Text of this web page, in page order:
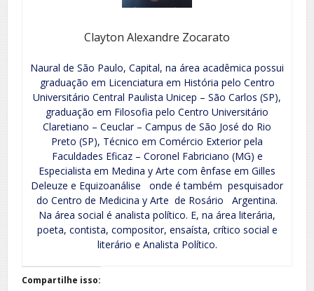
Clayton Alexandre Zocarato
Naural de São Paulo, Capital, na área acadêmica possui
graduação em Licenciatura em História pelo Centro
Universitário Central Paulista Unicep – São Carlos (SP),
graduação em Filosofia pelo Centro Universitário
Claretiano – Ceuclar – Campus de São José do Rio
Preto (SP), Técnico em Comércio Exterior pela
Faculdades Eficaz – Coronel Fabriciano (MG) e
Especialista em Medina y Arte com ênfase em Gilles
Deleuze e Equizoanálise onde é também pesquisador
do Centro de Medicina y Arte de Rosário Argentina.
Na área social é analista político. E, na área literária,
poeta, contista, compositor, ensaísta, crítico social e
literário e Analista Político.
Compartilhe isso: